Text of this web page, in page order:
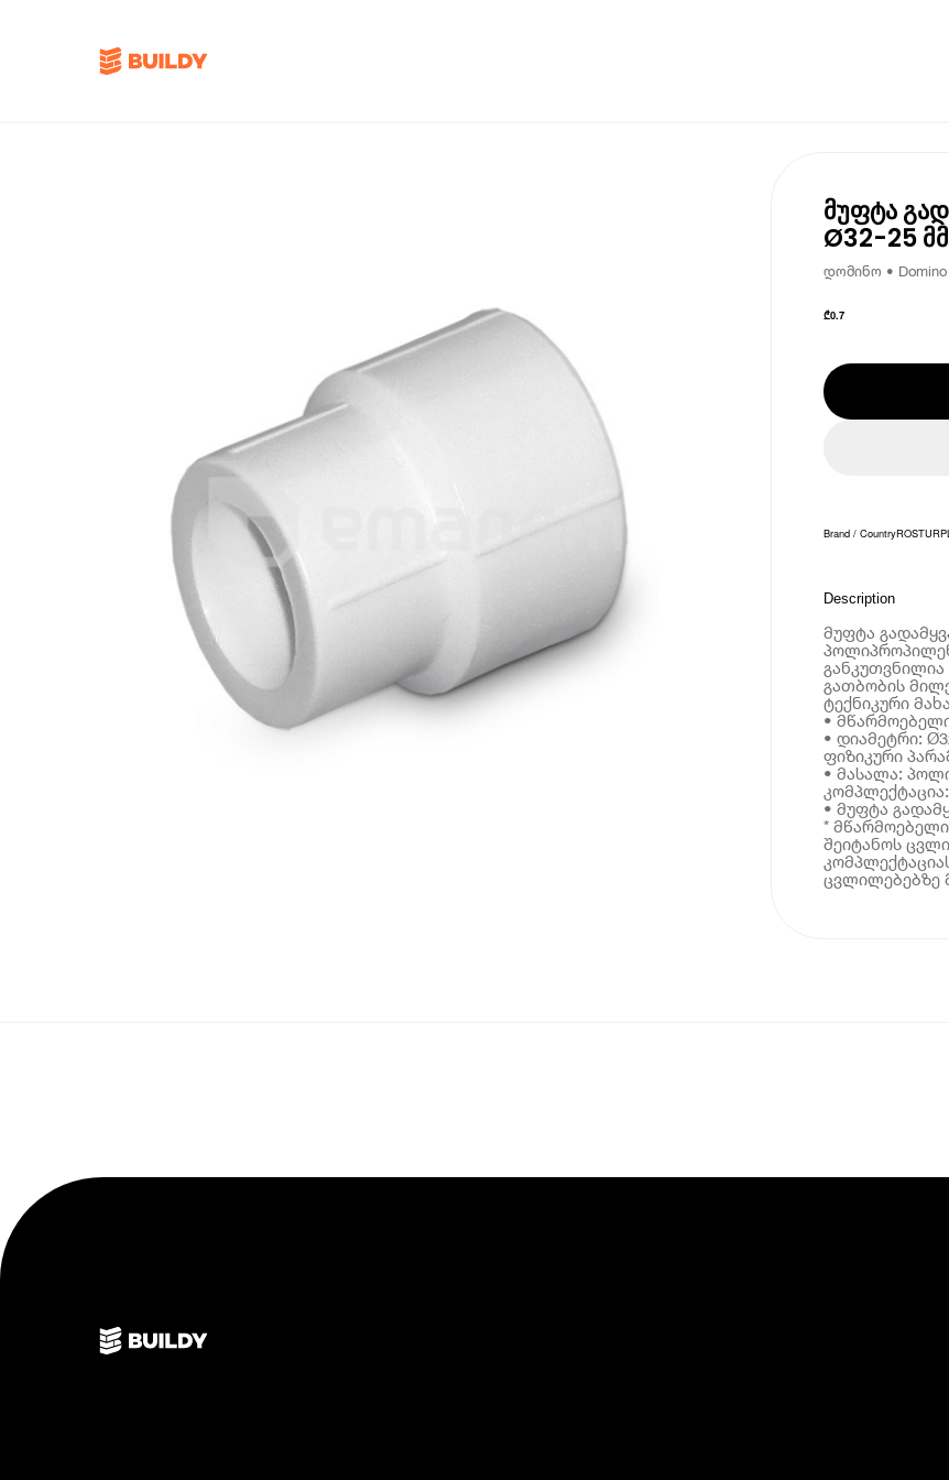
მუფტა
Ø32-25 მმ
დომინო • Domino
₾0.7
Brand / Country
Description
მუფტა
გათბობის
ტექნიკური
•
• დიამეტრი:
ფიზიკური
• მასალა:
კომპლექტაცია:
• მუფტა
*
შეიტანოს
ცვლილებებზე